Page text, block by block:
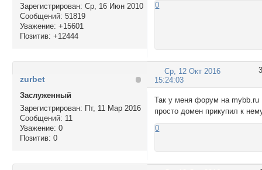
Зарегистрирован: Ср, 16 Июн 2010
Сообщений: 51819
Уважение: +15601
Позитив: +12444
0
3
Ср, 12 Окт 2016
15:24:03
zurbet
Заслуженный
Зарегистрирован: Пт, 11 Мар 2016
Сообщений: 11
Уважение: 0
Позитив: 0
Так у меня форум на mybb.ru
просто домен прикупил к
0